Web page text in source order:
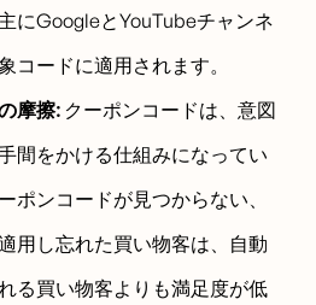
にGoogleとYouTubeチャンネ
コードに適用されます。
摩擦: クーポンコードは、意図
間をかける仕組みになってい
ポンコードが見つからない、
用し忘れた買い物客は、自動
る買い物客よりも満足度が低